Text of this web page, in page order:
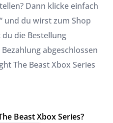
Dann klicke einfach
und du wirst zum Shop
die Bestellung
abgeschlossen
The Beast Xbox Series
Beast Xbox Series?